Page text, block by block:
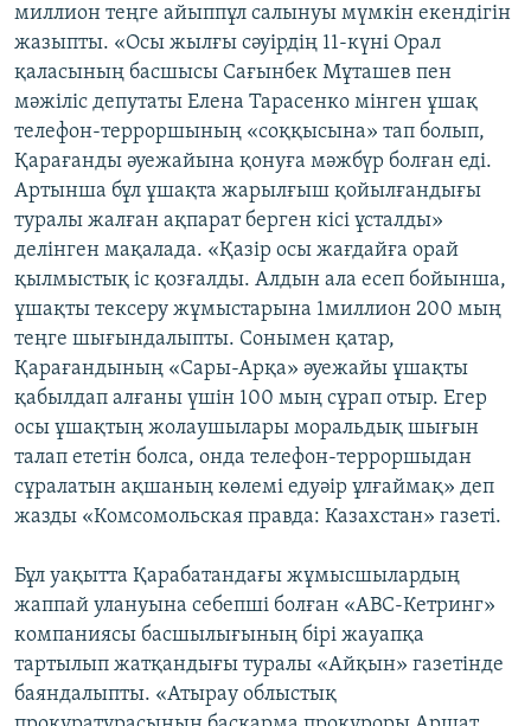
миллион теңге айыппұл салынуы мүмкін екендігін
жазыпты. «Осы жылғы сәуірдің 11-күні Орал
қаласының басшысы Сағынбек Мұташев пен
мәжіліс депутаты Елена Тарасенко мінген ұшақ
телефон-терроршының «соққысына» тап болып,
Қарағанды әуежайына қонуға мәжбүр болған еді.
Артынша бұл ұшақта жарылғыш қойылғандығы
туралы жалған ақпарат берген кісі ұсталды»
делінген мақалада. «Қазір осы жағдайға орай
қылмыстық іс қозғалды. Алдын ала есеп бойынша,
ұшақты тексеру жұмыстарына 1миллион 200 мың
теңге шығындалыпты. Сонымен қатар,
Қарағандының «Сары-Арқа» әуежайы ұшақты
қабылдап алғаны үшін 100 мың сұрап отыр. Егер
осы ұшақтың жолаушылары моральдық шығын
талап ететін болса, онда телефон-терроршыдан
сұралатын ақшаның көлемі едуәір ұлғаймақ» деп
жазды «Комсомольская правда: Казахстан» газеті.
Бұл уақытта Қарабатандағы жұмысшылардың
жаппай улануына себепші болған «АВС-Кетринг»
компаниясы басшылығының бірі жауапқа
тартылып жатқандығы туралы «Айқын» газетінде
баяндалыпты. «Атырау облыстық